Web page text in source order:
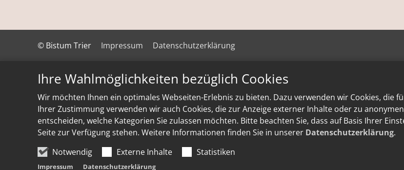
Ihre Wahlmöglichkeiten bezüglich Cookies
Wir möchten Ihnen ein optimales Webseiten-Erlebnis zu bieten. Dazu verwenden wir Cookies, die
Ihrer Zustimmung verwenden wir auch Cookies, die zur Anzeige externer Inhalte oder zu
entscheiden, welche Kategorien Sie zulassen möchten. Bitte beachten Sie, dass auf Basis Ihrer
Seite zur Verfügung stehen. Weitere Informationen finden Sie in unserer Datenschutzerklärung.
Notwendig
Externe Inhalte Statistiken
Impressum Datenschutzerklärung
© Bistum Trier Impressum Datenschutzerklärung